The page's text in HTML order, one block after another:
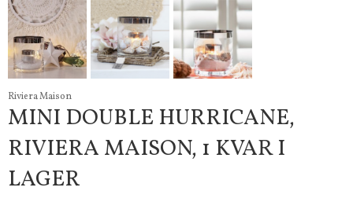
Riviera Maison
MINI DOUBLE HURRICANE,
RIVIERA MAISON, 1 KVAR I
LAGER